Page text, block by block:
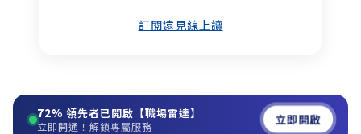
訂閱遠見線上讀
72% 領先者已開啟【職場雷達】
立即開通！解鎖專屬服務 立即開啟